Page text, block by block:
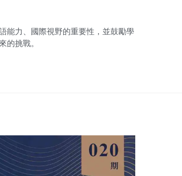
能力、國際視野的重要性，並鼓勵學
的挑戰。